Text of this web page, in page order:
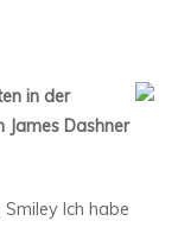
in der
James Dashner
Ich habe